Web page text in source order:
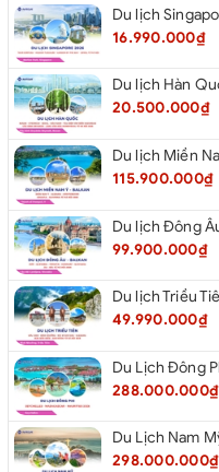
16.990.000₫
20.500.000₫
115.900.000₫
99.900.000₫
49.990.000₫
288.000.000₫
298.000.000₫